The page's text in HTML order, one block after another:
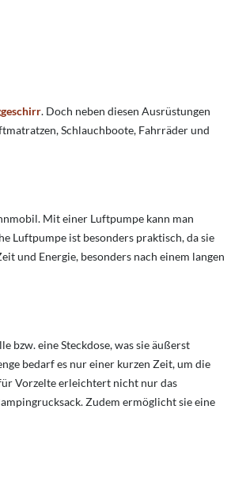
. Doch neben diesen Ausrüstungen
Schlauchboote, Fahrräder und
Mit einer Luftpumpe kann man
Luftpumpe ist besonders praktisch, da sie
und Energie, besonders nach einem langen
bzw. eine Steckdose, was sie äußerst
bedarf es nur einer kurzen Zeit, um die
Vorzelte erleichtert nicht nur das
Zudem ermöglicht sie eine